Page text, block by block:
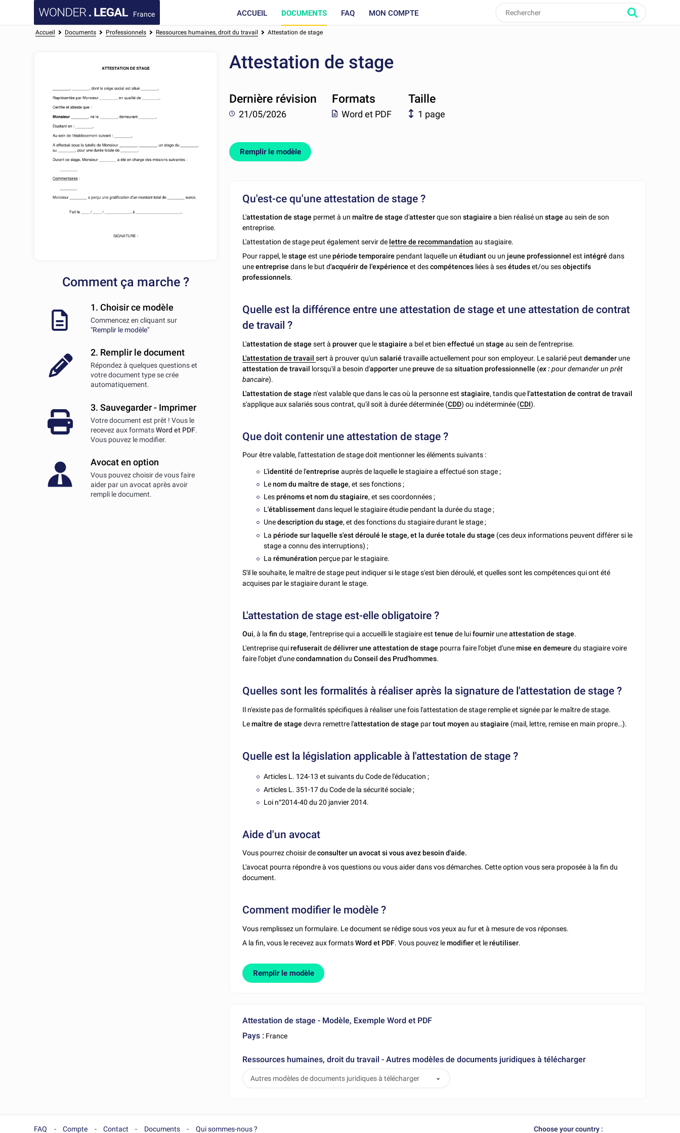
France ACCUEIL DOCUMENTS FAQ MON COMPTE
Accueil Documents Professionnels Ressources humaines, droit du travail Attestation de stage
Comment ça marche ?
1. Choisir ce modèle
Commencez en cliquant sur
"Remplir le modèle"
2. Remplir le document
Répondez à quelques questions et
votre document type se crée
automatiquement.
3. Sauvegarder - Imprimer
Votre document est prêt ! Vous le
recevez aux formatsWord et PDF.
Vous pouvez le modifier.
Avocat en option
Vous pouvez choisir de vous faire
aider par un avocat après avoir
rempli le document.
Attestation de stage
Dernière révision
21/05/2026
Formats
Word et PDF
Taille
1 page
Remplir le modèle
Qu'est-ce qu'une attestation de stage ?
L'attestation de stage permet à unmaître de staged'attesterque sonstagiairea bien réalisé unstageau sein de son
entreprise.
L'attestation de stage peut également servir de lettre de recommandation au stagiaire.
Pour rappel, lestageest unepériode temporaire pendant laquelle unétudiantou un jeune professionnel est intégrédans
uneentreprise dans le but d'acquérir de l'expérience et descompétences liées à sesétudeset/ou sesobjectifs
professionnels.
Quelle est la différence entre une attestation de stage et une attestation de contrat
de travail ?
L'attestation de stagesert à prouverque lestagiairea bel et bien effectué unstageau sein de l'entreprise.
L'attestation de travailsert à prouver qu'unsalarié travaille actuellement pour son employeur. Le salarié peutdemander une
attestation de travail lorsqu'il a besoin d'apporter unepreuve de sasituation professionnelle (ex :pour demander un prêt
bancaire).
L'attestation de stage n'est valable que dans le cas où la personne est stagiaire, tandis que l'attestation de contrat de travail
s'applique aux salariés sous contrat, qu'il soit à durée déterminée (CDD) ou indéterminée (CDI).
Que doit contenir une attestation de stage ?
Pour être valable, l'attestation de stage doit mentionner les éléments suivants :
L'identitéde l'entrepriseauprès de laquelle le stagiaire a effectué son stage ;
Lenom du maître de stage, et ses fonctions ;
Lesprénoms et nom du stagiaire, et ses coordonnées ;
L'établissementdans lequel le stagiaire étudie pendant la durée du stage ;
Unedescription du stage, et des fonctions du stagiaire durant le stage ;
Lapériode sur laquelle s'est déroulé le stage, et la durée totale du stage (ces deux informations peuvent différer si le
stage a connu des interruptions) ;
La rémunération perçue par le stagiaire.
S'il le souhaite, le maître de stage peut indiquer si le stage s'est bien déroulé, et quelles sont les compétences qui ont été
acquises par le stagiaire durant le stage.
L'attestation de stage est-elle obligatoire ?
Oui, à lafin du stage, l'entreprise qui a accueilli le stagiaire esttenuede luifournir uneattestation de stage.
L'entreprise quirefuseraitdedélivrer une attestation de stage pourra faire l'objet d'unemise en demeure du stagiaire voire
faire l'objet d'unecondamnationdu Conseil des Prud'hommes.
Quelles sont les formalités à réaliser après la signature de l'attestation de stage ?
Il n'existe pas de formalités spécifiques à réaliser une fois l'attestation de stage remplie et signée par le maître de stage.
Lemaître de stage devra remettre l'attestation de stage partout moyen austagiaire (mail, lettre, remise en main propre…).
Quelle est la législation applicable à l'attestation de stage ?
Articles L. 124-13 et suivants du Code de l'éducation ;
Articles L. 351-17 du Code de la sécurité sociale ;
Loi n°2014-40 du 20 janvier 2014.
Aide d'un avocat
Vous pourrez choisir deconsulter un avocat si vous avez besoin d'aide.
L'avocat pourra répondre à vos questions ou vous aider dans vos démarches. Cette option vous sera proposée à la fin du
document.
Comment modifier le modèle ?
Vous remplissez un formulaire. Le document se rédige sous vos yeux au fur et à mesure de vos réponses.
A la fin, vous le recevez aux formatsWord et PDF. Vous pouvez lemodifieret leréutiliser.
Remplir le modèle
Attestation de stage - Modèle, Exemple Word et PDF
Pays : France
Ressources humaines, droit du travail - Autres modèles de documents juridiques à télécharger
Autres modèles de documents juridiques à télécharger
FAQ Compte Contact Documents Qui sommes-nous ? Choose your country :